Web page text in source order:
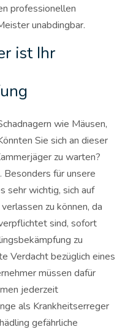
professionellen
unabdingbar.
ist Ihr
wie Mäusen,
Sie sich an dieser
zu warten?
für unsere
sehr wichtig, sich auf
zu können, da
sind, sofort
zu
Verdacht bezüglich eines
müssen dafür
jederzeit
als Krankheitserreger
gefährliche